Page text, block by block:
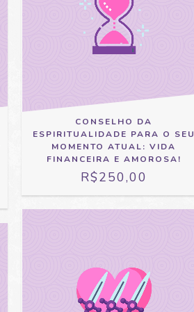
CONSELHO DA
ESPIRITUALIDADE PARA O SEU
MOMENTO ATUAL: VIDA
FINANCEIRA E AMOROSA!
R$250,00